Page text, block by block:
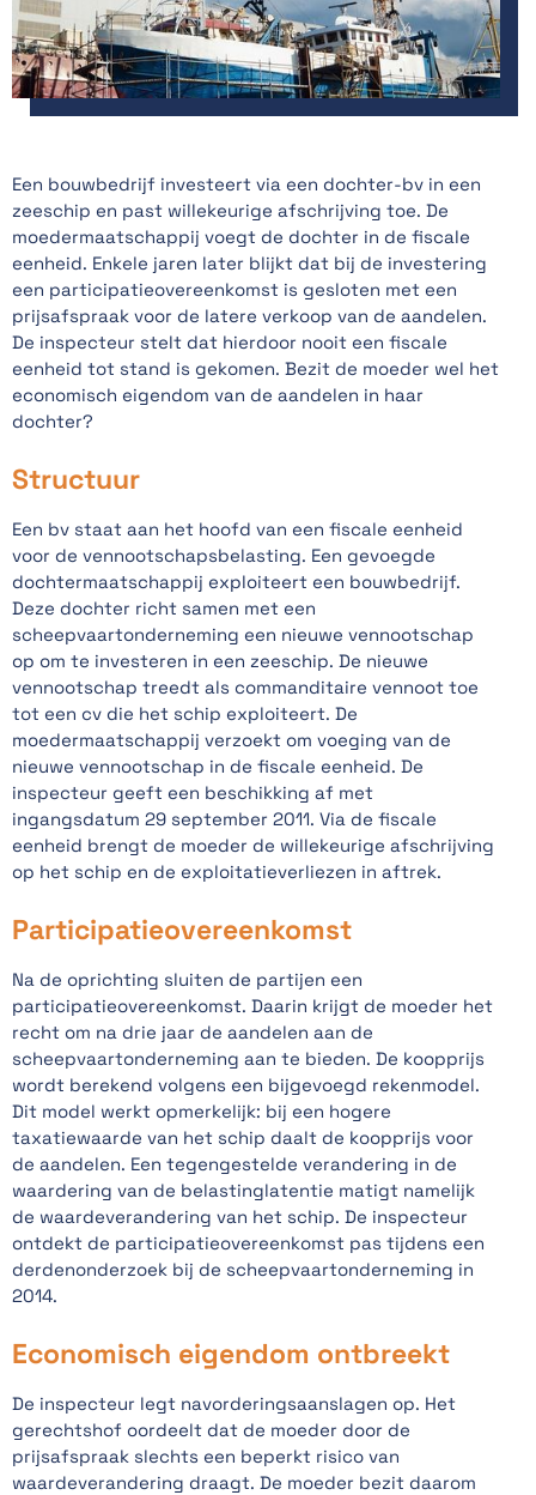
Een bouwbedrijf investeert via een dochter-bv in een
zeeschip en past willekeurige afschrijving toe. De
moedermaatschappij voegt de dochter in de fiscale
eenheid. Enkele jaren later blijkt dat bij de investering
een participatieovereenkomst is gesloten met een
prijsafspraak voor de latere verkoop van de aandelen.
De inspecteur stelt dat hierdoor nooit een fiscale
eenheid tot stand is gekomen. Bezit de moeder wel het
economisch eigendom van de aandelen in haar
dochter?
Structuur
Een bv staat aan het hoofd van een fiscale eenheid
voor de vennootschapsbelasting. Een gevoegde
dochtermaatschappij exploiteert een bouwbedrijf.
Deze dochter richt samen met een
scheepvaartonderneming een nieuwe vennootschap
op om te investeren in een zeeschip. De nieuwe
vennootschap treedt als commanditaire vennoot toe
tot een cv die het schip exploiteert. De
moedermaatschappij verzoekt om voeging van de
nieuwe vennootschap in de fiscale eenheid. De
inspecteur geeft een beschikking af met
ingangsdatum 29 september 2011. Via de fiscale
eenheid brengt de moeder de willekeurige afschrijving
op het schip en de exploitatieverliezen in aftrek.
Participatieovereenkomst
Na de oprichting sluiten de partijen een
participatieovereenkomst. Daarin krijgt de moeder het
recht om na drie jaar de aandelen aan de
scheepvaartonderneming aan te bieden. De koopprijs
wordt berekend volgens een bijgevoegd rekenmodel.
Dit model werkt opmerkelijk: bij een hogere
taxatiewaarde van het schip daalt de koopprijs voor
de aandelen. Een tegengestelde verandering in de
waardering van de belastinglatentie matigt namelijk
de waardeverandering van het schip. De inspecteur
ontdekt de participatieovereenkomst pas tijdens een
derdenonderzoek bij de scheepvaartonderneming in
2014.
Economisch eigendom ontbreekt
De inspecteur legt navorderingsaanslagen op. Het
gerechtshof oordeelt dat de moeder door de
prijsafspraak slechts een beperkt risico van
waardeverandering draagt. De moeder bezit daarom